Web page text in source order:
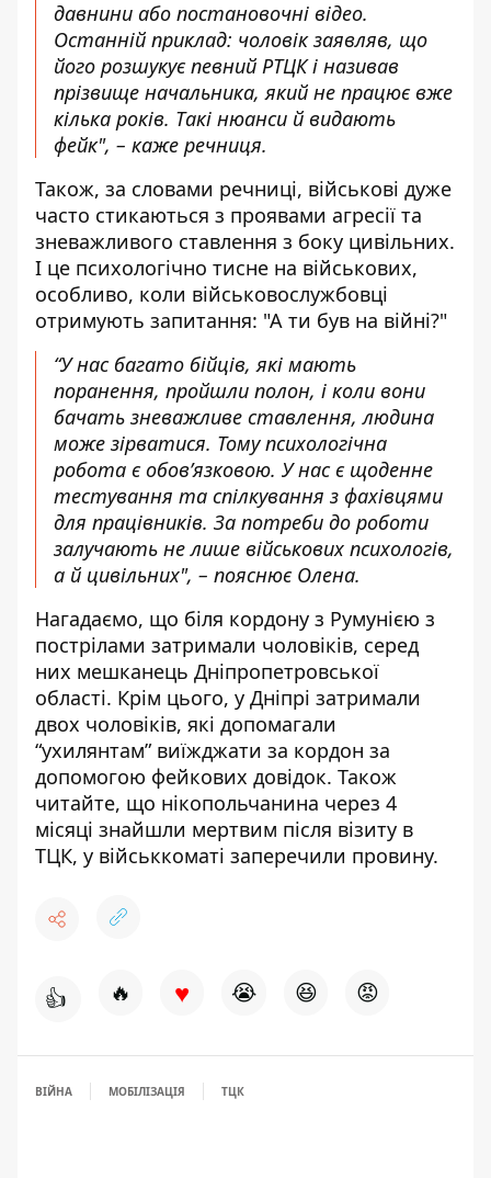
давнини або постановочні відео.
Останній приклад: чоловік заявляв, що
його розшукує певний РТЦК і називав
прізвище начальника, який не працює вже
кілька років. Такі нюанси й видають
фейк", – каже речниця.
Також, за словами речниці, військові дуже
часто стикаються з проявами агресії та
зневажливого ставлення з боку цивільних.
І це психологічно тисне на військових,
особливо, коли військовослужбовці
отримують запитання: "А ти був на війні?"
“У нас багато бійців, які мають
поранення, пройшли полон, і коли вони
бачать зневажливе ставлення, людина
може зірватися. Тому психологічна
робота є обов’язковою. У нас є щоденне
тестування та спілкування з фахівцями
для працівників. За потреби до роботи
залучають не лише військових психологів,
а й цивільних", – пояснює Олена.
Нагадаємо, що біля кордону з Румунією з
пострілами затримали чоловіків, серед
них мешканець Дніпропетровської
області. Крім цього, у Дніпрі затримали
двох чоловіків, які допомагали
“ухилянтам” виїжджати за кордон за
допомогою фейкових довідок. Також
читайте, що нікопольчанина через 4
місяці знайшли мертвим після візиту в
ТЦК, у військкоматі заперечили провину.
👍 🔥 ♥ 😭 😆 😡
ВІЙНА МОБІЛІЗАЦІЯ ТЦК